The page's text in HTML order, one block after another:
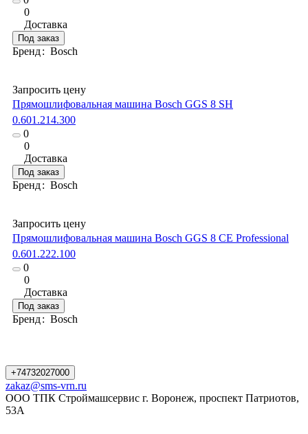
0
Доставка
Под заказ
Бренд: Bosch
Запросить цену
Прямошлифовальная машина Bosch GGS 8 SH
0.601.214.300
0
0
Доставка
Под заказ
Бренд: Bosch
Запросить цену
Прямошлифовальная машина Bosch GGS 8 CE Professional
0.601.222.100
0
0
Доставка
Под заказ
Бренд: Bosch
+74732027000
zakaz@sms-vrn.ru
ООО ТПК Строймашсервис г. Воронеж, проспект Патриотов,
53А